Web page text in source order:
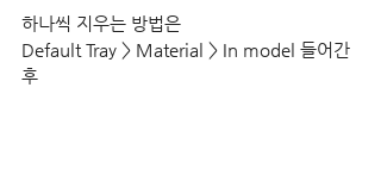
하나씩 지우는 방법은
Default Tray > Material > In model 들어간
후